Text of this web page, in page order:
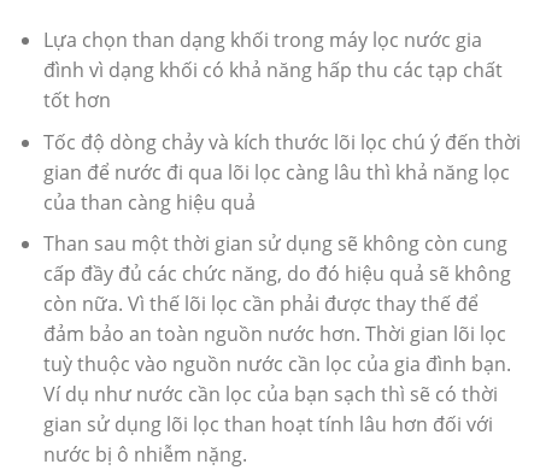
Lựa chọn than dạng khối trong máy lọc nước gia
đình vì dạng khối có khả năng hấp thu các tạp chất
tốt hơn
Tốc độ dòng chảy và kích thước lõi lọc chú ý đến thời
gian để nước đi qua lõi lọc càng lâu thì khả năng lọc
của than càng hiệu quả
Than sau một thời gian sử dụng sẽ không còn cung
cấp đầy đủ các chức năng, do đó hiệu quả sẽ không
còn nữa. Vì thế lõi lọc cần phải được thay thế để
đảm bảo an toàn nguồn nước hơn. Thời gian lõi lọc
tuỳ thuộc vào nguồn nước cần lọc của gia đình bạn.
Ví dụ như nước cần lọc của bạn sạch thì sẽ có thời
gian sử dụng lõi lọc than hoạt tính lâu hơn đối với
nước bị ô nhiễm nặng.